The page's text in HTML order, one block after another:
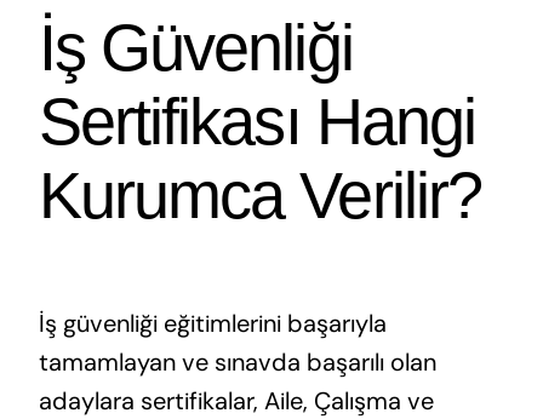
İş Güvenliği
Sertifikası Hangi
Kurumca Verilir?
İş güvenliği eğitimlerini başarıyla
tamamlayan ve sınavda başarılı olan
adaylara sertifikalar, Aile, Çalışma ve